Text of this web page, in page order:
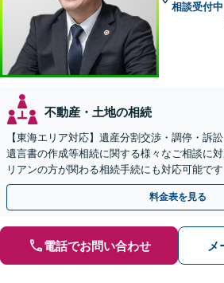
相談受付中
不動産・土地の相続
【東海エリア対応】遺産分割交渉・調停・訴
遺言書の作成等相続に関する様々なご相談に
リアンの方が関わる相続手続にも対応可能で
決を特に意識しています。
料金表を見る
電話でお問い合わせ メ